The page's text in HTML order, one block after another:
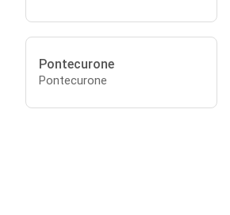
Pontecurone
Pontecurone